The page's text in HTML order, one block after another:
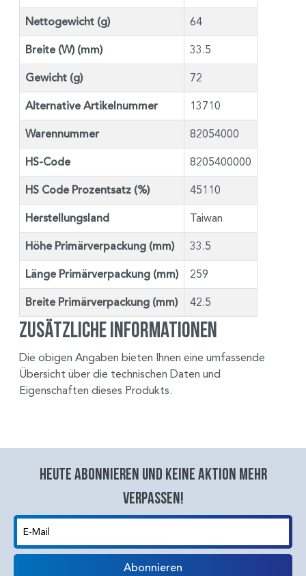
Nettogewicht (g) 64
Breite (W) (mm) 33.5
Gewicht (g) 72
Alternative Artikelnummer 13710
Warennummer 82054000
HS-Code 8205400000
HS Code Prozentsatz (%) 45110
Herstellungsland Taiwan
Höhe Primärverpackung (mm) 33.5
Länge Primärverpackung (mm) 259
Breite Primärverpackung (mm) 42.5
Zusätzliche Informationen
Die obigen Angaben bieten Ihnen eine umfassende
Übersicht über die technischen Daten und
Eigenschaften dieses Produkts.
Heute abonnieren und keine aktion mehr
verpassen!
E-Mail
Abonnieren